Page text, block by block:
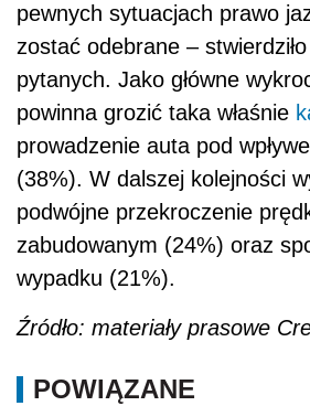
pewnych sytuacjach prawo
zostać odebrane –
pytanych. Jako główne
powinna grozić taka właśnie
prowadzenie auta pod
(38%). W dalszej kolejności
podwójne przekroczenie
zabudowanym (24%) oraz
wypadku (21%).
Źródło: materiały prasowe
POWIĄZANE